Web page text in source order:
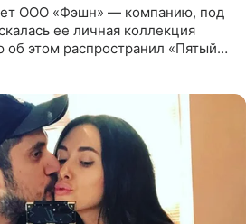
ООО «Фэшн» — компанию, под
ее личная коллекция
этом распространил «Пятый